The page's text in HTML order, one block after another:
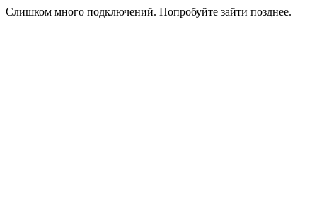
Слишком много подключений. Попробуйте зайти позднее.